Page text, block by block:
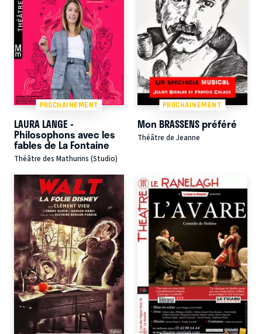
PROCHAINEMENT
LAURA LANGE -
Philosophons avec les
fables de La Fontaine
Théâtre des Mathurins (Studio)
PROCHAINEMENT
Mon BRASSENS préféré
Théâtre de Jeanne